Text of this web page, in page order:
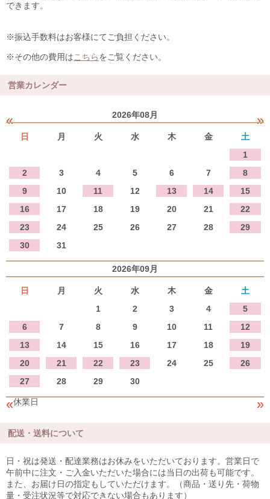
できます。
※振込手数料はお客様にてご負担ください。
※その他の費用はこちらをご覧ください。
営業カレンダー
« »
2026年08月
日 月 火 水 木 金
土
1
2
3 4 5 6 7
8
9
10 11 12 13 14
15
16
17 18 19 20 21
22
23
24 25 26 27 28
29
30
31
2026年09月
日 月 火 水 木 金
土
1
2 3 4
5
6
7 8 9 10 11
12
13
14 15 16 17 18
19
20
21 22 23 24 25
26
27
28 29 30
« »
休業日
配送・送料について
日・祝は発送・配達業務はお休みをいただいております。営業日で
午前中に注文・ご入金いただいた場合には当日の出荷も可能です。
また、お届け日の指定もしていただけます。（商品・送り先・荷物
量・受注状況等で対応できない場合もあります）